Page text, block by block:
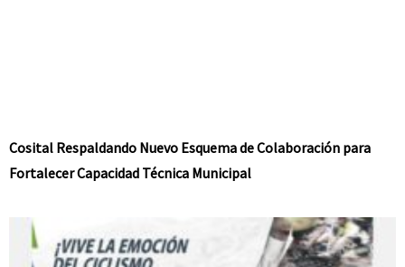
Cosital Respaldando Nuevo Esquema de Colaboración para
Fortalecer Capacidad Técnica Municipal